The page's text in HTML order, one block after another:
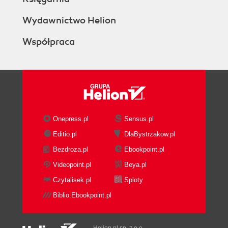
Wydawnictwo Helion
Współpraca
Onepress.pl
Sensus.pl
Editio.pl
DlaBystrzakow.pl
Bezdroza.pl
Ebookpoint.pl
Videopoint.pl
Beya.pl
Czytalisek.pl
Sploty
Biblio.Ebookpoint.pl